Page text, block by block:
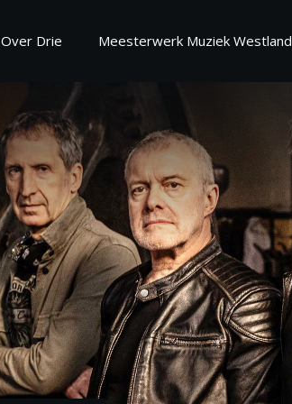
Over
Over Drie
Vrijwilliger worden
Zaalinformatie
Missie en Visie 2025 - 2030
Over Drie Meesterwerk Muziek Westland